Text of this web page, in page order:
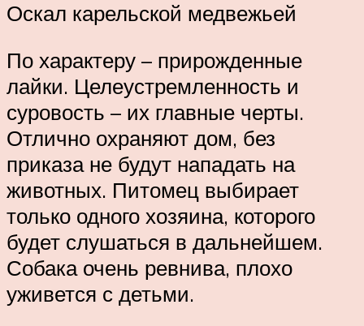
Оскал карельской медвежьей
По характеру – прирожденные
лайки. Целеустремленность и
суровость – их главные черты.
Отлично охраняют дом, без
приказа не будут нападать на
животных. Питомец выбирает
только одного хозяина, которого
будет слушаться в дальнейшем.
Собака очень ревнива, плохо
уживется с детьми.